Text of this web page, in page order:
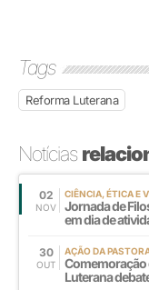
Tags
Reforma Luterana
Notícias
02
NOV
CIÊNCIA, ÉTICA E
Jornada de
em dia de
30
OUT
AÇÃO DA
Comemoração
Luterana